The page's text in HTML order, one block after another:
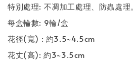
特別處理: 不凋加工處理、防蟲處理。
每盒輪數: 9輪/盒
花徑(寬) : 約3.5~4.5cm
花丈(高): 約3~3.5cm